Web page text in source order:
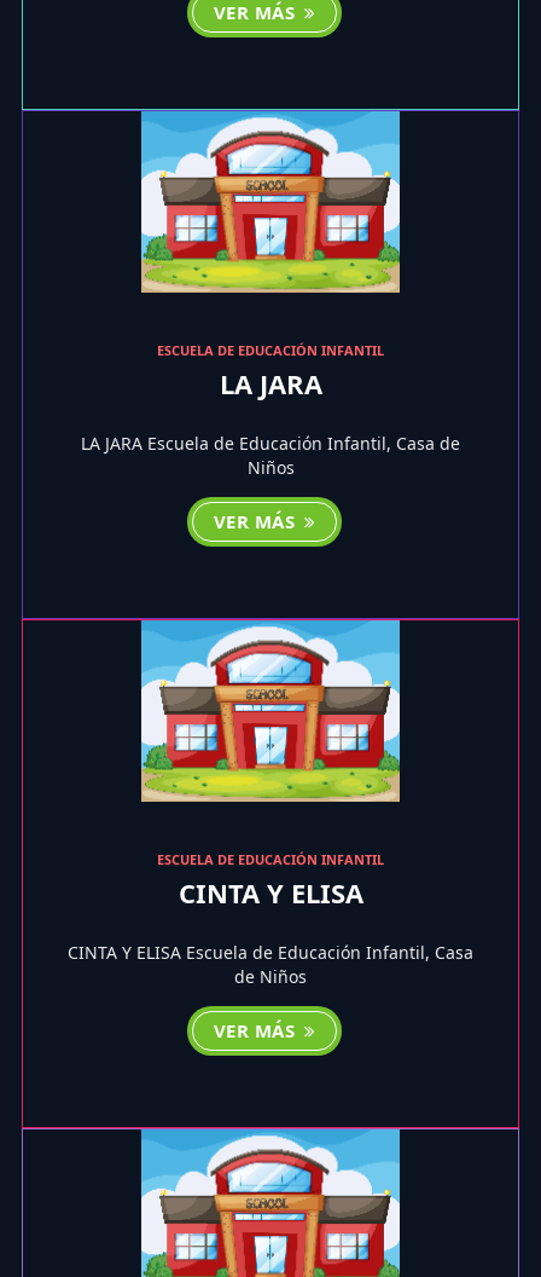
VER MÁS
ESCUELA DE EDUCACIÓN INFANTIL
LA JARA
LA JARA Escuela de Educación Infantil, Casa de
Niños
VER MÁS
ESCUELA DE EDUCACIÓN INFANTIL
CINTA Y ELISA
CINTA Y ELISA Escuela de Educación Infantil, Casa
de Niños
VER MÁS